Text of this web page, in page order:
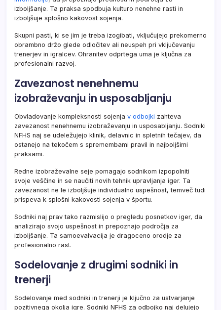
izboljšanje. Ta praksa spodbuja kulturo nenehne rasti in
izboljšuje splošno kakovost sojenja.
Skupni pasti, ki se jim je treba izogibati, vključujejo prekomerno
obrambno držo glede odločitev ali neuspeh pri vključevanju
trenerjev in igralcev. Ohranitev odprtega uma je ključna za
profesionalni razvoj.
Zavezanost nenehnemu
izobraževanju in usposabljanju
Obvladovanje kompleksnosti sojenja v odbojki zahteva
zavezanost nenehnemu izobraževanju in usposabljanju. Sodniki
NFHS naj se udeležujejo klinik, delavnic in spletnih tečajev, da
ostanejo na tekočem s spremembami pravil in najboljšimi
praksami.
Redne izobraževalne seje pomagajo sodnikom izpopolniti
svoje veščine in se naučiti novih tehnik upravljanja iger. Ta
zavezanost ne le izboljšuje individualno uspešnost, temveč tudi
prispeva k splošni kakovosti sojenja v športu.
Sodniki naj prav tako razmislijo o pregledu posnetkov iger, da
analizirajo svojo uspešnost in prepoznajo področja za
izboljšanje. Ta samoevalvacija je dragoceno orodje za
profesionalno rast.
Sodelovanje z drugimi sodniki in
trenerji
Sodelovanje med sodniki in trenerji je ključno za ustvarjanje
pozitivnega okolja igre. Sodniki NFHS za odbojko naj delujejo